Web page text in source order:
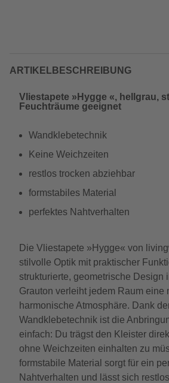
ARTIKELBESCHREIBUNG
Vliestapete »Hygge «, hellgrau,
Feuchträume geeignet
Wandklebetechnik
Keine Weichzeiten
restlos trocken abziehbar
formstabiles Material
perfektes Nahtverhalten
Die Vliestapete »Hygge« von
stilvolle Optik mit praktischer
strukturierte, geometrische Design
Grauton verleiht jedem Raum eine
harmonische Atmosphäre. Dank
Wandklebetechnik ist die
einfach: Du trägst den Kleister
ohne Weichzeiten einhalten zu
formstabile Material sorgt für ein
Nahtverhalten und lässt sich